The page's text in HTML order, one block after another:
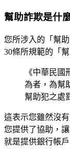
幫助詐欺是什
您所涉入的「幫
30條所規範的「
《中華民
為者，為幫
幫助犯之處
這表示您雖然沒
您提供了協助，
就是提供銀行帳